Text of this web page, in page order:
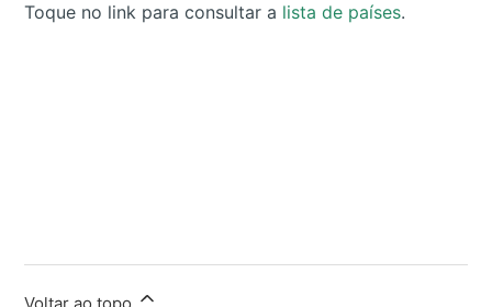
Toque no link para consultar a lista de países.